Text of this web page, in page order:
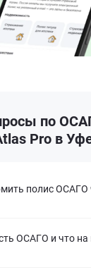
по
Pro в
полис ОСАГО
ОСАГО и что на